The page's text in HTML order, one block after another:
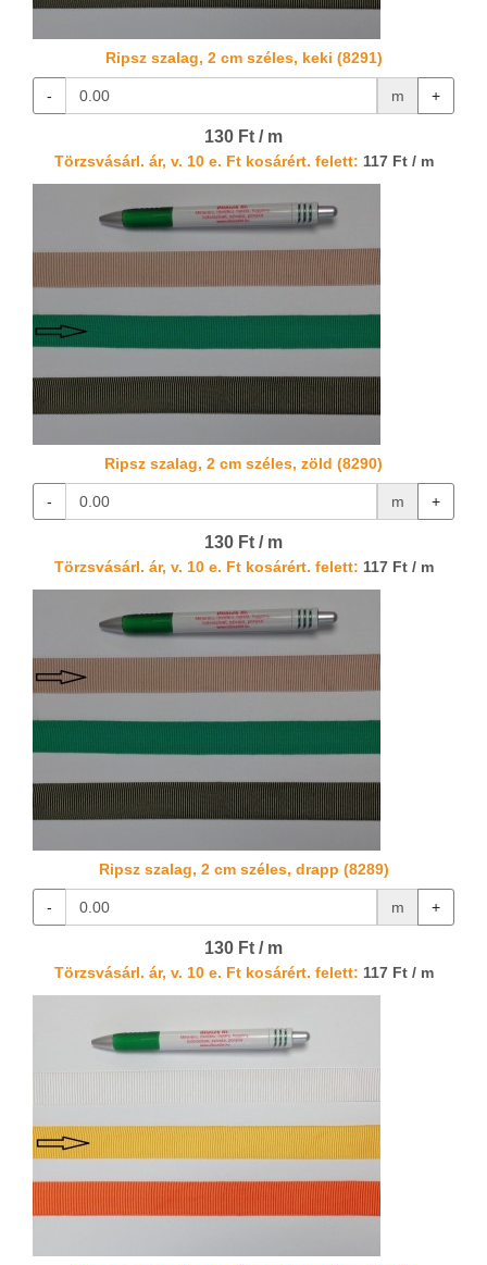
Ripsz szalag, 2 cm széles, keki (8291)
- m +
130 Ft / m
Törzsvásárl. ár, v. 10 e. Ft kosárért. felett: 117 Ft / m
Ripsz szalag, 2 cm széles, zöld (8290)
- m +
130 Ft / m
Törzsvásárl. ár, v. 10 e. Ft kosárért. felett: 117 Ft / m
Ripsz szalag, 2 cm széles, drapp (8289)
- m +
130 Ft / m
Törzsvásárl. ár, v. 10 e. Ft kosárért. felett: 117 Ft / m